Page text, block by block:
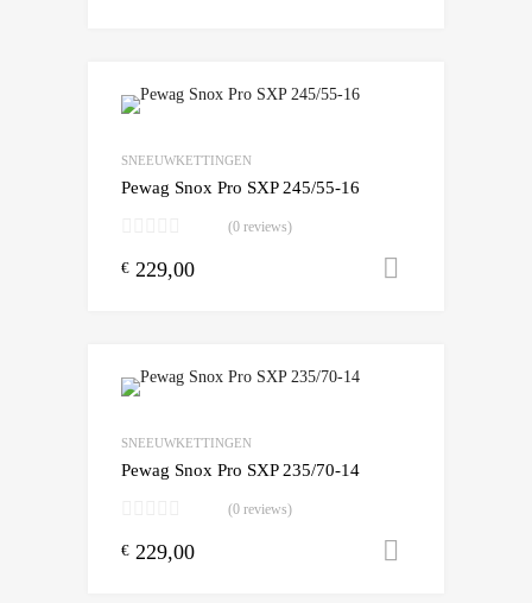
SNEEUWKETTINGEN
Pewag Snox Pro SXP 245/55-16
(0 reviews)
€ 229,00
SNEEUWKETTINGEN
Pewag Snox Pro SXP 235/70-14
(0 reviews)
€ 229,00